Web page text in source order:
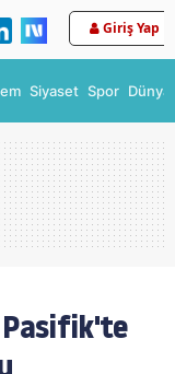
Giriş Yap
Siyaset Spor Dünya
Pasifik'te